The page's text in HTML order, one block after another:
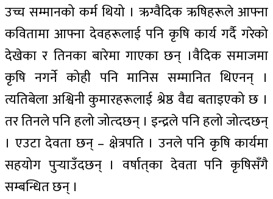
उच्च सम्मानको कर्म थियो । ऋग्वैदिक ऋषिहरूले आफ्ना
कवितामा आफ्ना देवहरूलाई पनि कृषि कार्य गर्दै गरेको
देखेका र तिनका बारेमा गाएका छन् ।वैदिक समाजमा
कृषि नगर्ने कोही पनि मानिस सम्मानित थिएनन् ।
त्यतिबेला अश्विनी कुमारहरूलाई श्रेष्ठ वैद्य बताइएको छ ।
तर तिनले पनि हलो जोत्दछन् । इन्द्रले पनि हलो जोत्दछन्
। एउटा देवता छन् – क्षेत्रपति । उनले पनि कृषि कार्यमा
सहयोग पुर्‍याउँदछन् । वर्षात्‌का देवता पनि कृषिसँगै
सम्बन्धित छन् ।